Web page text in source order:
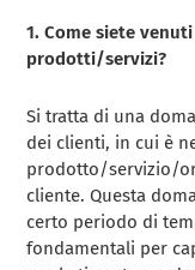
1. Come siete
prodotti/servizi?
Si tratta di una
dei clienti, in cui è
prodotto/servizio/
cliente. Questa
certo periodo di
fondamentali per